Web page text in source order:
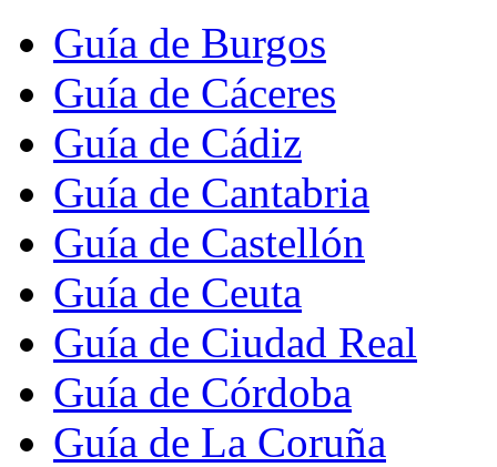
Guía de Burgos
Guía de Cáceres
Guía de Cádiz
Guía de Cantabria
Guía de Castellón
Guía de Ceuta
Guía de Ciudad Real
Guía de Córdoba
Guía de La Coruña